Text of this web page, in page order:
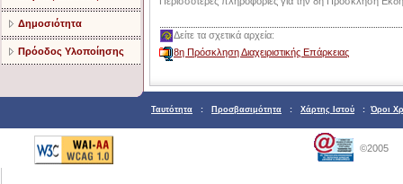
Δημοσιότητα
Πρόοδος Υλοποίησης
Δείτε τα σχετικά αρχεία:
8η Πρόσκληση Διαχειριστικής Επάρκειας
Ταυτότητα : Προσβασιμότητα : Χάρτης Ιστού : Όροι
©2005